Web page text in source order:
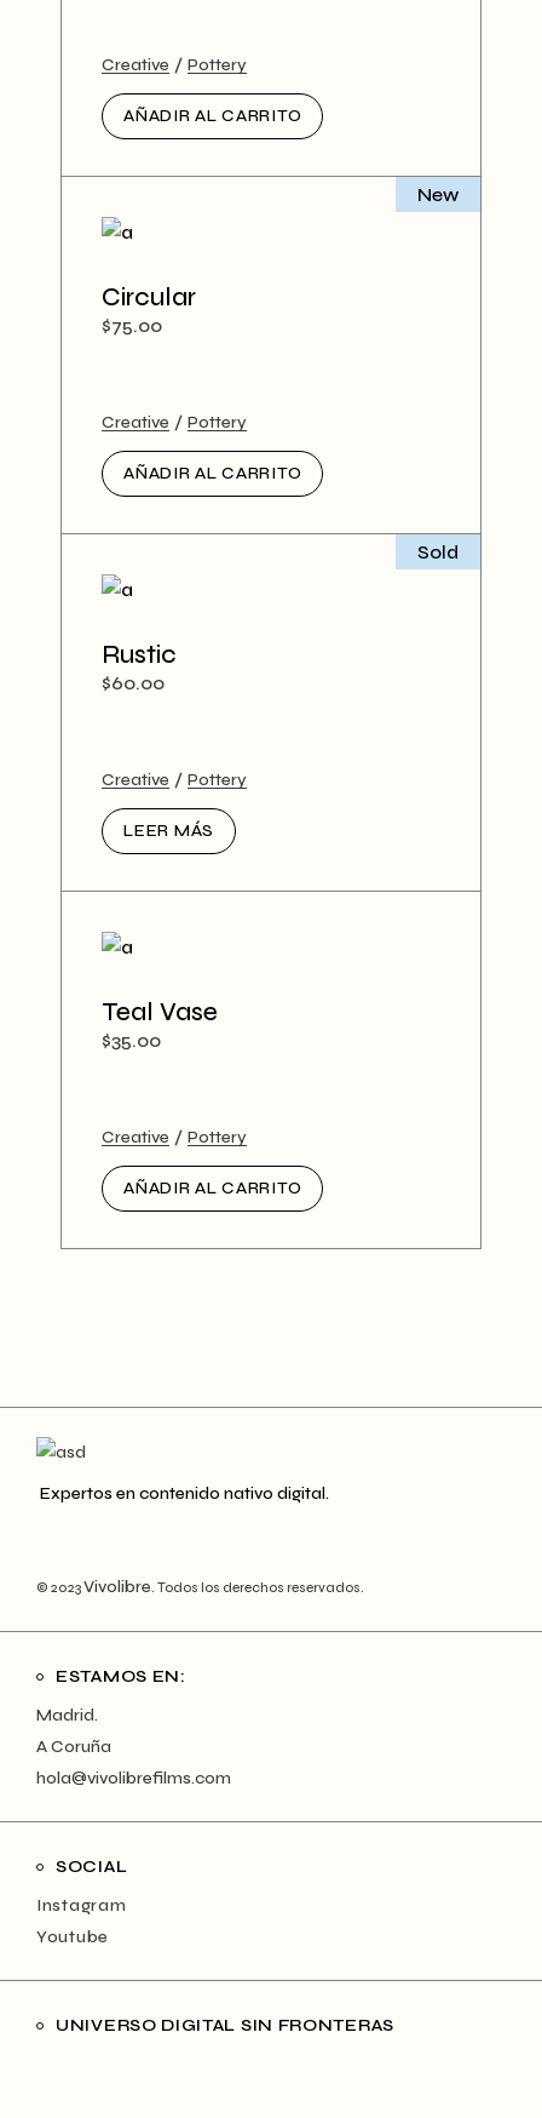
Creative Pottery
AÑADIR AL CARRITO
New
Circular
$75.00
Creative Pottery
AÑADIR AL CARRITO
Sold
Rustic
$60.00
Creative Pottery
LEER MÁS
Teal Vase
$35.00
Creative Pottery
AÑADIR AL CARRITO
Expertos en contenido nativo digital.
© 2023Vivolibre . Todos los derechos reservados.
ESTAMOS EN:
Madrid.
A Coruña
hola@vivolibrefilms.com
SOCIAL
Instagram
Youtube
UNIVERSO DIGITAL SIN FRONTERAS